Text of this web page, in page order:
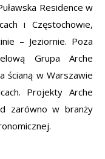
Residence w
i Częstochowie,
– Jeziornie. Poza
Grupa Arche
ścianą w Warszawie
Projekty Arche
zarówno w branży